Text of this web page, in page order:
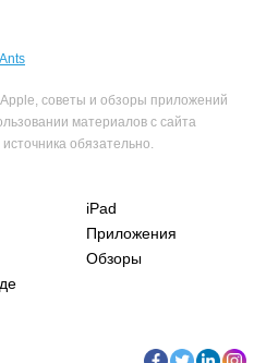
советы и обзоры приложений
материалов с сайта
обязательно.
iPad
Приложения
Обзоры